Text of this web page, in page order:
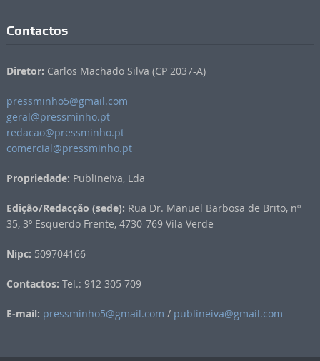
Contactos
Diretor: Carlos Machado Silva (CP 2037-A)
pressminho5@gmail.com
geral@pressminho.pt
redacao@pressminho.pt
comercial@pressminho.pt
Propriedade: Publineiva, Lda
Edição/Redacção (sede): Rua Dr. Manuel Barbosa de Brito, nº
35, 3º Esquerdo Frente, 4730-769 Vila Verde
Nipc: 509704166
Contactos: Tel.: 912 305 709
E-mail: pressminho5@gmail.com / publineiva@gmail.com